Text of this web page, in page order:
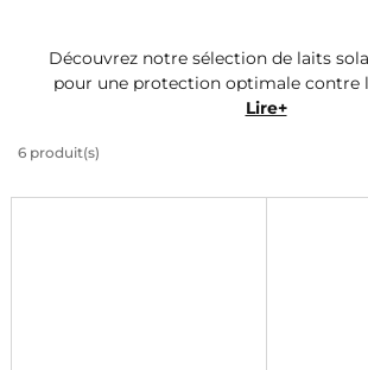
Découvrez notre sélection de laits
pour une protection optimale contre
Offrez à votre peau une hydratation
Retrouvez les meilleurs produits
Lire+
6 produit(s)